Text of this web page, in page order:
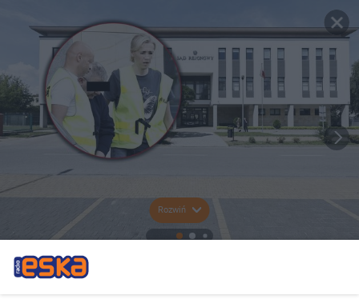
Rozwiń